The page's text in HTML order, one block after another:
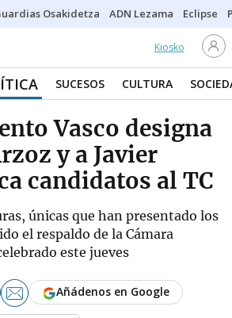
Osakidetza ADN Lezama Eclipse
Kiosko
SUCESOS CULTURA
Vasco designa
y a Javier
candidatos al TC
únicas que han presentado los
el respaldo de la Cámara
este jueves
Añádenos en Google